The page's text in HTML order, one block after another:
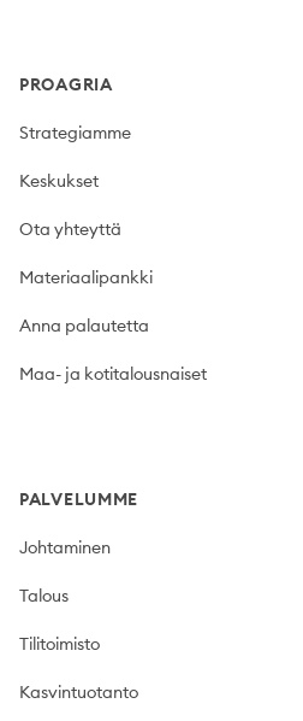
PROAGRIA
Strategiamme
Keskukset
Ota yhteyttä
Materiaalipankki
Anna palautetta
Maa- ja kotitalousnaiset
PALVELUMME
Johtaminen
Talous
Tilitoimisto
Kasvintuotanto